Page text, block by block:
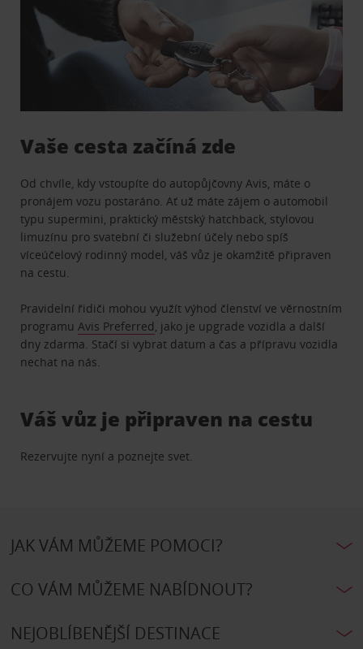
Vaše cesta začíná zde
Od chvíle, kdy vstoupíte do autopůjčovny Avis, máte o
pronájem vozu postaráno. Ať už máte zájem o automobil
typu supermini, praktický městský hatchback, stylovou
limuzínu pro svatební či služební účely nebo spíš
víceúčelový rodinný model, váš vůz je okamžitě připraven
na cestu.
Pravidelní řidiči mohou využít výhod členství ve věrnostním
programuAvis Preferred, jako je upgrade vozidla a další
dny zdarma. Stačí si vybrat datum a čas a přípravu vozidla
nechat na nás.
Váš vůz je připraven na cestu
Rezervujte nyní a poznejte svet.
JAK VÁM MŮŽEME POMOCI?
CO VÁM MŮŽEME NABÍDNOUT?
NEJOBLÍBENĚJŠÍ DESTINACE